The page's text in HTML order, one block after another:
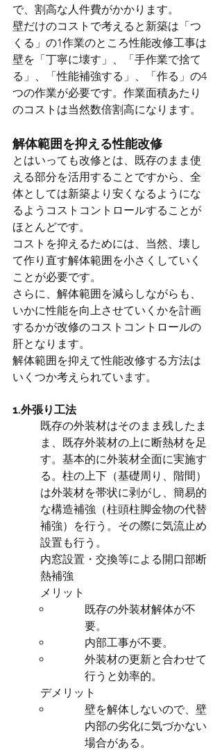
で、割高な人件費がかかります。
壁だけのコストで考えると新築は「つ
くる」の1作業のところ性能改修工事は
壁を「丁寧に壊す」、「手作業で捨て
る」、「性能補強する」、「作る」の4
つの作業が必要です。作業面積あたり
のコストは当然数倍割高になります。
解体範囲を抑える性能改修
とはいっても改修とは、既存のまま使
える部分を活用することですから、全
体としては新築より安くなるようにな
るようコストコントロールすることが
ほとんどです。
コストを抑えるためには、当然、壊し
て作り直す解体範囲を小さくしていく
ことが必要です。
さらに、解体範囲を減らしながらも、
いかに性能を向上させていくかを計画
するかが改修のコストコントロールの
肝となります。
解体範囲を抑えて性能改修する方法は
いくつか考えられています。
1.外張り工法
既存の外装材はそのまま残したま
ま、既存外装材の上に断熱材を足
す。基本的に外装材全面に実施す
る。柱の上下（基礎周り、階間）
は外装材を帯状に剥がし、簡易的
な構造補強（柱頭柱脚金物の代替
補強）を行う。その際に気流止め
設置も行う。
内窓設置・交換等による開口部断
熱補強
メリット
既存の外装材解体が不
要。
内部工事が不要。
外装材の更新と合わせて
行うと効率的。
デメリット
壁を解体しないので、壁
内部の劣化に気づかない
場合がある。